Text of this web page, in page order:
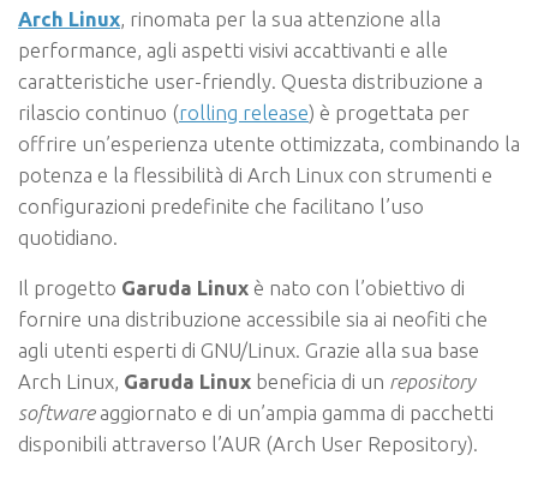
Arch Linux , rinomata per la sua attenzione alla
performance, agli aspetti visivi accattivanti e alle
caratteristiche user-friendly. Questa distribuzione a
rilascio continuo (rolling release) è progettata per
offrire un’esperienza utente ottimizzata, combinando la
potenza e la flessibilità di Arch Linux con strumenti e
configurazioni predefinite che facilitano l’uso
quotidiano.
Il progetto Garuda Linux è nato con l’obiettivo di
fornire una distribuzione accessibile sia ai neofiti che
agli utenti esperti di GNU/Linux. Grazie alla sua base
Arch Linux, Garuda Linux beneficia di un repository
softwareaggiornato e di un’ampia gamma di pacchetti
disponibili attraverso l’AUR (Arch User Repository).